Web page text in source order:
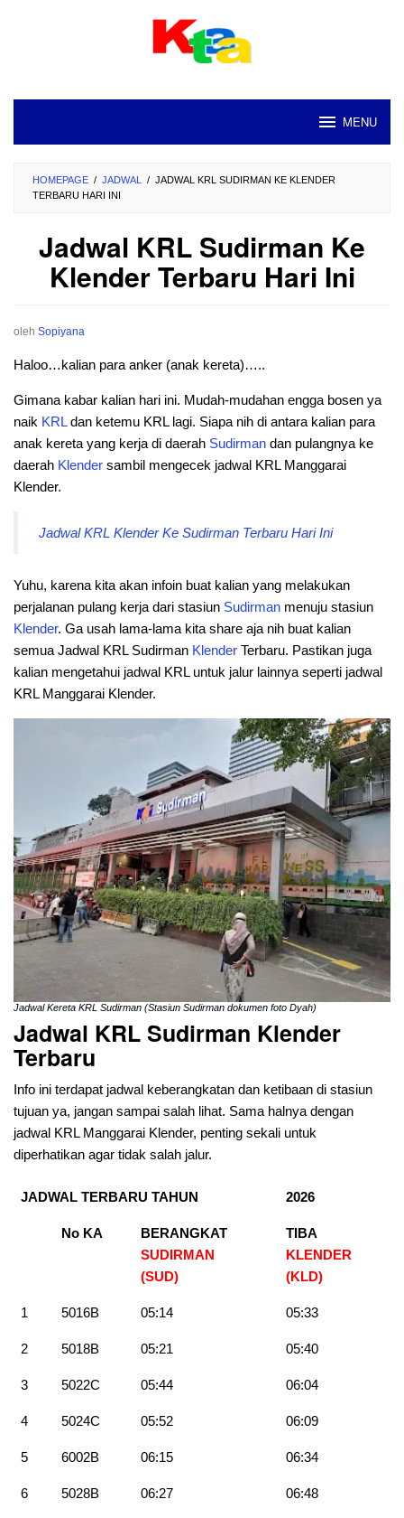
MENU
HOMEPAGE / JADWAL / JADWAL KRL SUDIRMAN KE KLENDER
TERBARU HARI INI
Jadwal KRL Sudirman Ke
Klender Terbaru Hari Ini
oleh Sopiyana
Haloo…kalian para anker (anak kereta)…..
Gimana kabar kalian hari ini. Mudah-mudahan engga bosen ya
naik KRLdan ketemu KRL lagi. Siapa nih di antara kalian para
anak kereta yang kerja di daerah Sudirman dan pulangnya ke
daerah Klender sambil mengecek jadwal KRL Manggarai
Klender.
Jadwal KRL Klender Ke Sudirman Terbaru Hari Ini
Yuhu, karena kita akan infoin buat kalian yang melakukan
perjalanan pulang kerja dari stasiun Sudirman menuju stasiun
Klender. Ga usah lama-lama kita share aja nih buat kalian
semua Jadwal KRL Sudirman Klender Terbaru. Pastikan juga
kalian mengetahui jadwal KRL untuk jalur lainnya seperti jadwal
KRL Manggarai Klender.
Jadwal Kereta KRL Sudirman (Stasiun Sudirman dokumen foto Dyah)
Jadwal KRL Sudirman Klender
Terbaru
Info ini terdapat jadwal keberangkatan dan ketibaan di stasiun
tujuan ya, jangan sampai salah lihat. Sama halnya dengan
jadwal KRL Manggarai Klender, penting sekali untuk
diperhatikan agar tidak salah jalur.
JADWAL TERBARU TAHUN 2026
No KA
BERANGKAT
SUDIRMAN
(SUD)
TIBA
KLENDER
(KLD)
1 5016B 05:14 05:33
2 5018B 05:21 05:40
3 5022C 05:44 06:04
4 5024C 05:52 06:09
5 6002B 06:15 06:34
6 5028B 06:27 06:48